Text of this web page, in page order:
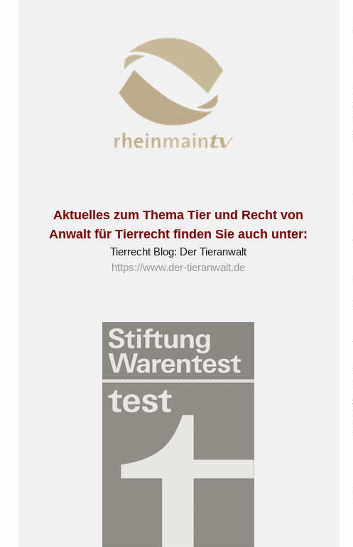
Aktuelles zum Thema Tier und Recht von
Anwalt für Tierrecht finden Sie auch unter:
Tierrecht Blog: Der Tieranwalt
https://www.der-tieranwalt.de